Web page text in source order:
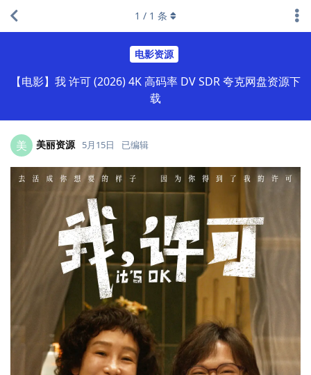
电影资源
【电影】我 许可 (2026) 4K 高码率 DV SDR 夸克网盘资源下
载
1 / 1 条
美 美丽资源 5月15日 已编辑